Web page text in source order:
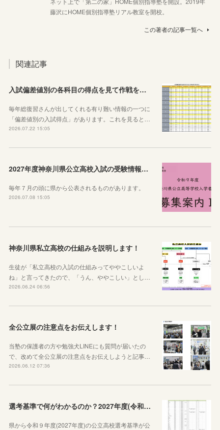
藤沢にHOME個別指導塾リアル教室を開校。
この著者の記事一覧へ
関連記事
入試偏差値別の各科目の得点を見て作戦を練ろう！
毎年総復習さんが出してくれる有り難い情報の一つに
「偏差値別の入試得点」があります。これを見ると…
2026.07.22 15:05
2027年度神奈川県公立高校入試の受験情報のまとめ【実施要項・募集案内等】
毎年７月の頭に県から公表されるものがあります。
2026.07.08 15:05
神奈川県私立高校の仕組みを説明します！
生徒が「私立高校の入試の仕組みってややこしいよ
ね」と言ってきたので、「うん、ややこしい」とし…
2026.06.24 06:56
全公立展の注意点をお伝えします！
当塾の保護者の方や勉強犬LINEにも質問が届いたの
で、改めて全公立展の注意点をお伝えしようと記事…
2026.06.12 07:36
選考基準で何がわかるのか？2027年度(令和９年度)神奈川県公立高校選考基準が公表されたので見方から説明します！
県から令和９年度(2027年度)の公立高校選考基準が公